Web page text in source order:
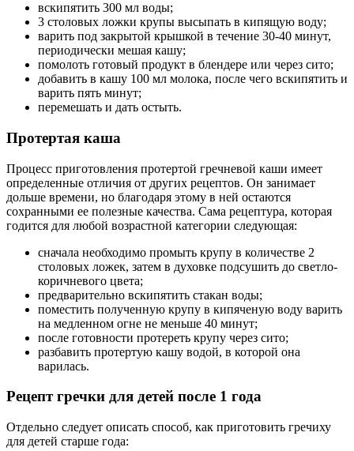
вскипятить 300 мл воды;
3 столовых ложки крупы высыпать в кипящую воду;
варить под закрытой крышкой в течение 30-40 минут,
периодически мешая кашу;
помолоть готовый продукт в блендере или через сито;
добавить в кашу 100 мл молока, после чего вскипятить и
варить пять минут;
перемешать и дать остыть.
Протертая каша
Процесс приготовления протертой гречневой каши имеет
определенные отличия от других рецептов. Он занимает
дольше времени, но благодаря этому в ней остаются
сохранными ее полезные качества. Сама рецептура, которая
годится для любой возрастной категории следующая:
сначала необходимо промыть крупу в количестве 2
столовых ложек, затем в духовке подсушить до светло-
коричневого цвета;
предварительно вскипятить стакан воды;
поместить полученную крупу в кипяченую воду варить
на медленном огне не меньше 40 минут;
после готовности протереть крупу через сито;
разбавить протертую кашу водой, в которой она
варилась.
Рецепт гречки для детей после 1 года
Отдельно следует описать способ, как приготовить гречиху
для детей старше года: